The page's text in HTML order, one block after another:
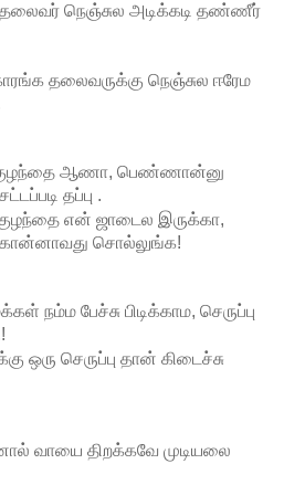
தலைவர் நெஞ்சுல அடிக்கடி தண்ணீர்
தலைவருக்கு நெஞ்சுல ஈரேம
குழந்தை ஆணா, பெண்ணான்னு
தப்பு .
என் ஜாடைல இருக்கா,
சொல்லுங்க!
நம்ம பேச்சு பிடிக்காம, செருப்பு
ஒரு செருப்பு தான் கிடைச்சு
வாயை திறக்கவே முடியலை